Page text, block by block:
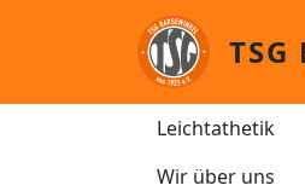
Skip to main content
TSG
Leichtathletik
Leichtathetik
Wir über uns